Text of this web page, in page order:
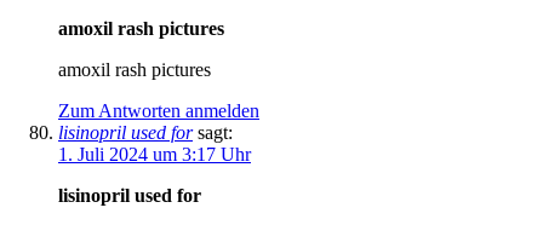
amoxil rash pictures
amoxil rash pictures
Zum Antworten anmelden
lisinopril used for sagt:
1. Juli 2024 um 3:17 Uhr
lisinopril used for